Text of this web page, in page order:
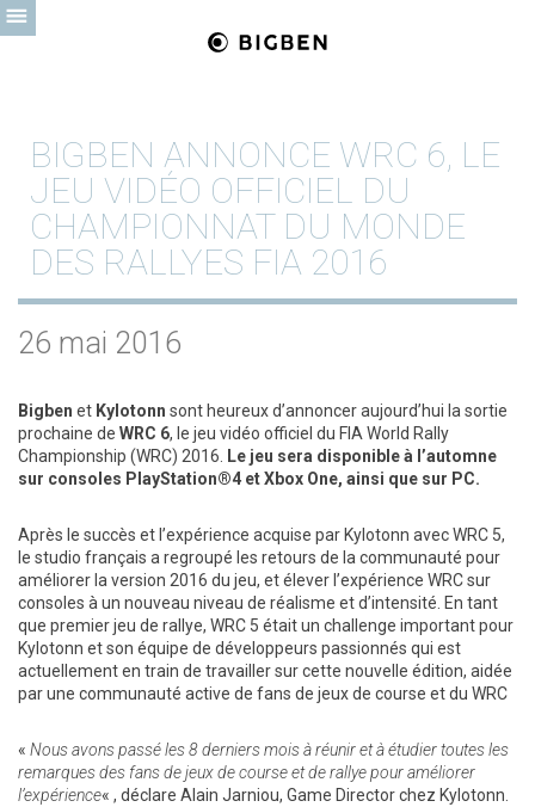
BIGBEN ANNONCE WRC 6, LE
JEU VIDÉO OFFICIEL DU
CHAMPIONNAT DU MONDE
DES RALLYES FIA 2016
26 mai 2016
Bigben et Kylotonn sont heureux d’annoncer aujourd’hui la sortie
prochaine de WRC 6, le jeu vidéo officiel du FIA World Rally
Championship (WRC) 2016.
Le jeu sera disponible à l’automne
sur consoles PlayStation®4 et Xbox One, ainsi que sur PC.
Après le succès et l’expérience acquise par Kylotonn avec WRC 5,
le studio français a regroupé les retours de la communauté pour
améliorer la version 2016 du jeu, et élever l’expérience WRC sur
consoles à un nouveau niveau de réalisme et d’intensité. En tant
que premier jeu de rallye, WRC 5 était un challenge important pour
Kylotonn et son équipe de développeurs passionnés qui est
actuellement en train de travailler sur cette nouvelle édition, aidée
par une communauté active de fans de jeux de course et du WRC
« Nous avons passé les 8 derniers mois à réunir et à étudier toutes les
remarques des fans de jeux de course et de rallye pour améliorer
l’expérience« , déclare Alain Jarniou, Game Director chez Kylotonn.